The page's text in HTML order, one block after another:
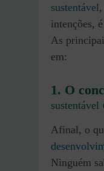
sustentável
intenções,
As
em:
1. O
sustentável
Afinal, o
Ninguém